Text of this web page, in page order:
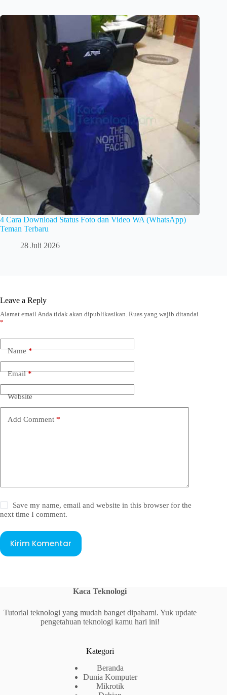
4 Cara Download Status Foto dan Video WA (WhatsApp)
Teman Terbaru
28 Juli 2026
Leave a Reply
Alamat email Anda tidak akan dipublikasikan. Ruas yang wajib ditandai
*
Name*
Email*
Website
Add Comment *
Save my name, email and website in this browser for the
next time I comment.
Kirim Komentar
Kaca Teknologi
Tutorial teknologi yang mudah banget dipahami. Yuk update
pengetahuan teknologi kamu hari ini!
Kategori
Beranda
Dunia Komputer
Mikrotik